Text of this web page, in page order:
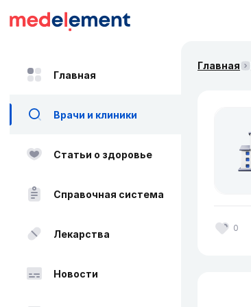
Главная
Врачи и клиники
Статьи о здоровье
Справочная система
Лекарства
Новости
Главная
0